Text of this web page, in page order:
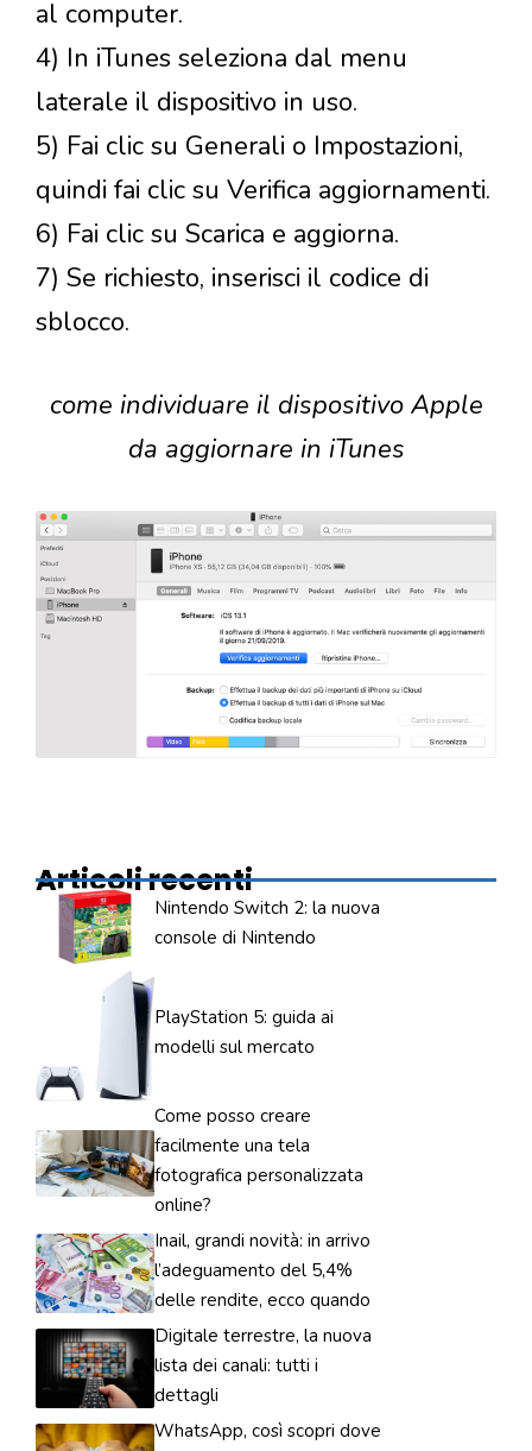
al computer.
4) In iTunes seleziona dal menu
laterale il dispositivo in uso.
5) Fai clic su Generali o Impostazioni,
quindi fai clic su Verifica aggiornamenti.
6) Fai clic su Scarica e aggiorna.
7) Se richiesto, inserisci il codice di
sblocco.
come individuare il dispositivo Apple
da aggiornare in iTunes
Articoli recenti
Nintendo Switch 2: la nuova
console di Nintendo
PlayStation 5: guida ai
modelli sul mercato
Come posso creare
facilmente una tela
fotografica personalizzata
online?
Inail, grandi novità: in arrivo
l’adeguamento del 5,4%
delle rendite, ecco quando
Digitale terrestre, la nuova
lista dei canali: tutti i
dettagli
WhatsApp, così scopri dove